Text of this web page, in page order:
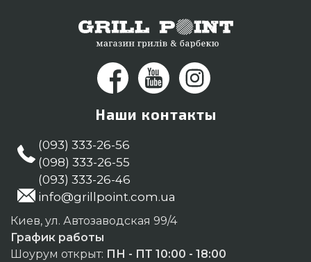
Наши контакты
(093) 333-26-56
(098) 333-26-55
(093) 333-26-46
info@grillpoint.com.ua
Киев, ул. Автозаводская 99/4
График работы
Шоурум открыт: ПН - ПТ 10:00 - 18:00